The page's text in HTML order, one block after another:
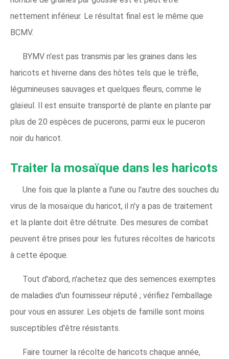
nettement inférieur. Le résultat final est le même que
BCMV.
BYMV n'est pas transmis par les graines dans les
haricots et hiverne dans des hôtes tels que le trèfle,
légumineuses sauvages et quelques fleurs, comme le
glaïeul. Il est ensuite transporté de plante en plante par
plus de 20 espèces de pucerons, parmi eux le puceron
noir du haricot.
Traiter la mosaïque dans les haricots
Une fois que la plante a l'une ou l'autre des souches du
virus de la mosaïque du haricot, il n'y a pas de traitement
et la plante doit être détruite. Des mesures de combat
peuvent être prises pour les futures récoltes de haricots
à cette époque.
Tout d'abord, n'achetez que des semences exemptes
de maladies d'un fournisseur réputé ; vérifiez l'emballage
pour vous en assurer. Les objets de famille sont moins
susceptibles d'être résistants.
Faire tourner la récolte de haricots chaque année,